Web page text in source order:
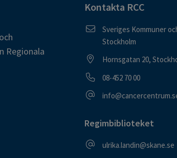
Regionala
Kontakta RCC
Postadress
Sveriges Kommuner
Stockholm
Besöksadress
Hornsgatan 20,
Telefonnummer
08-452 70 00
E-postadress
Regimbiblioteket
E-postadress
ulrika.landin@skane.se